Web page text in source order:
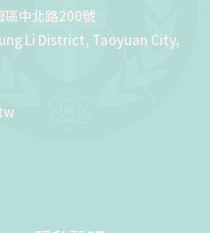
區中北路200號
Li District, Taoyuan City,